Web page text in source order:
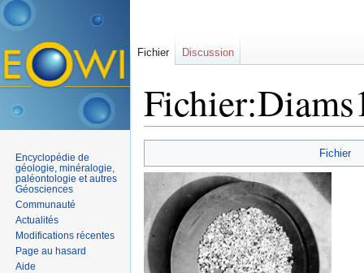
Fichier
Fichier Discussion
Encyclopédie de
géologie, minéralogie,
paléontologie et autres
Géosciences
Communauté
Actualités
Modifications récentes
Page au hasard
Aide